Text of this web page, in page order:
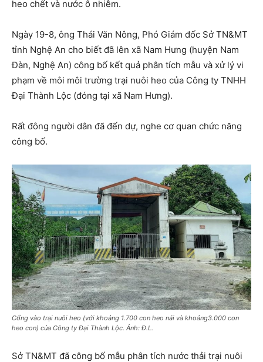
heo chết và nước ô nhiễm.
Ngày 19-8, ông Thái Văn Nông, Phó Giám đốc Sở TN&MT
tỉnh Nghệ An cho biết đã lên xã Nam Hưng (huyện Nam
Đàn, Nghệ An) công bố kết quả phân tích mẫu và xử lý vi
phạm về môi môi trường trại nuôi heo của Công ty TNHH
Đại Thành Lộc (đóng tại xã Nam Hưng).
Rất đông người dân đã đến dự, nghe cơ quan chức năng
công bố.
Cổng vào trại nuôi heo (với khoảng 1.700 con heo nái và khoảng3.000 con
heo con) của Công ty Đại Thành Lộc. Ảnh: Đ.L.
Sở TN&MT đã công bố mẫu phân tích nước thải trại nuôi